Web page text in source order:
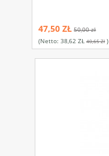
47,50 ZŁ 50,00 zł
(netto:38,62 ZŁ 40,65 Zł)